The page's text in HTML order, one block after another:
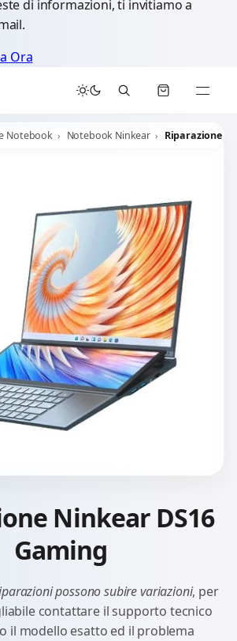
di informazioni, ti invitiamo a
Ora
Notebook Notebook Ninkear Riparazione
Ninkear DS16
Gaming
possono subire variazioni, per
contattare il supporto tecnico
il modello esatto ed il problema